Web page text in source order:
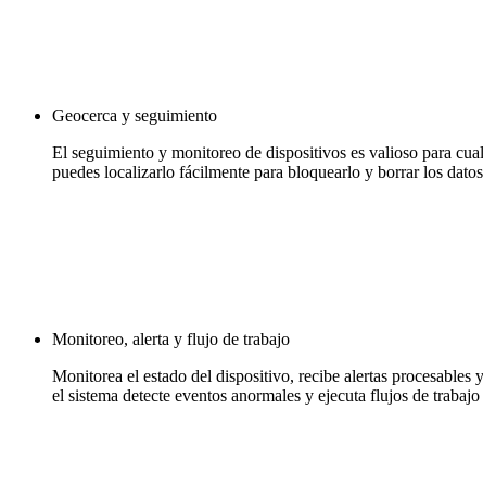
Geocerca y seguimiento
El seguimiento y monitoreo de dispositivos es valioso para
puedes localizarlo fácilmente para bloquearlo y borrar los
Monitoreo, alerta y flujo de trabajo
Monitorea el estado del dispositivo, recibe alertas
el sistema detecte eventos anormales y ejecuta flujos de